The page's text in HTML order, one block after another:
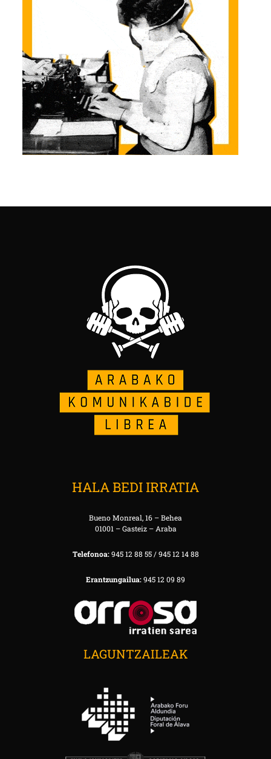
HALA BEDI IRRATIA
Bueno Monreal, 16 – Behea
01001 – Gasteiz – Araba
Telefonoa:945 12 88 55 / 945 12 14 88
Erantzungailua:945 12 09 89
LAGUNTZAILEAK